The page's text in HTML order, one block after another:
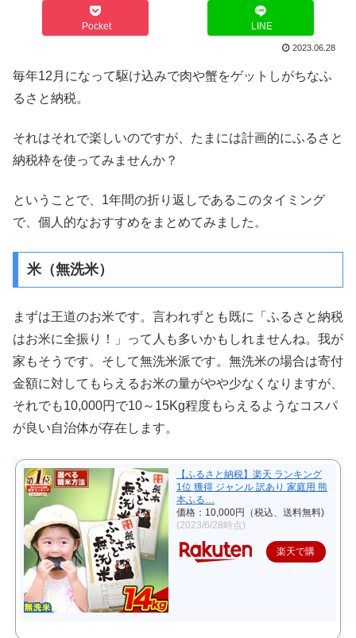
Pocket LINE
2023.06.28
毎年12月になって駆け込みで肉や蟹をゲットしがちなふ
るさと納税。
それはそれで楽しいのですが、たまには計画的にふるさと
納税枠を使ってみませんか？
ということで、1年間の折り返しであるこのタイミング
で、個人的なおすすめをまとめてみました。
米（無洗米）
まずは王道のお米です。言われずとも既に「ふるさと納税
はお米に全振り！」って人も多いかもしれませんね。我が
家もそうです。そして無洗米派です。無洗米の場合は寄付
金額に対してもらえるお米の量がやや少なくなりますが、
それでも10,000円で10～15Kg程度もらえるようなコスパ
が良い自治体が存在します。
【ふるさと納税】楽天 ランキング
1位 獲得 ジャンル 訳あり 家庭用 熊
本ふる…
価格：10,000円（税込、送料無料)
(2023/6/28時点)
楽天で購